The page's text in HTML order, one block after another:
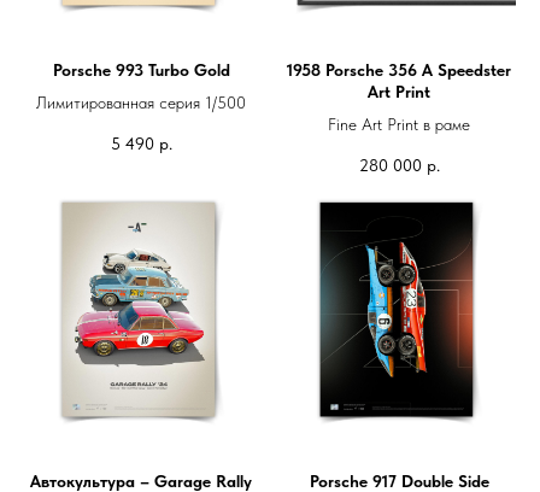
Porsche 993 Turbo Gold
Лимитированная серия 1/500
5 490 р.
1958 Porsche 356 A Speedster
Art Print
Fine Art Print в раме
280 000 р.
Автокультура – Garage Rally
Porsche 917 Double Side